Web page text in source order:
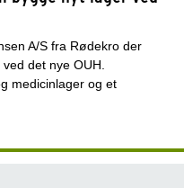
A/S fra Rødekro der
det nye OUH.
medicinlager og et